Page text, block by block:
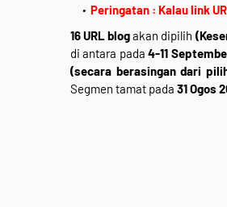
Peringatan : Kalau link
16 URL blogakan dipilih
di antara pada4-11
(secara berasingan dari
Segmen tamat pada 31 Ogos